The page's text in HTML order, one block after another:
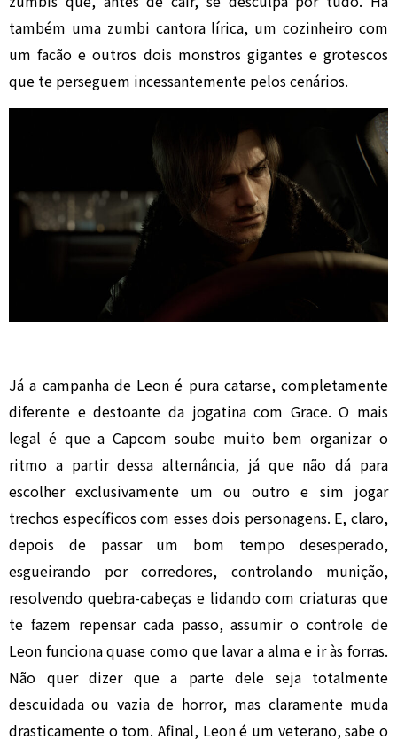
também uma zumbi cantora lírica, um cozinheiro com
um facão e outros dois monstros gigantes e grotescos
que te perseguem incessantemente pelos cenários.
Já a campanha de Leon é pura catarse, completamente
diferente e destoante da jogatina com Grace. O mais
legal é que a Capcom soube muito bem organizar o
ritmo a partir dessa alternância, já que não dá para
escolher exclusivamente um ou outro e sim jogar
trechos específicos com esses dois personagens. E, claro,
depois de passar um bom tempo desesperado,
esgueirando por corredores, controlando munição,
resolvendo quebra-cabeças e lidando com criaturas que
te fazem repensar cada passo, assumir o controle de
Leon funciona quase como que lavar a alma e ir às forras.
Não quer dizer que a parte dele seja totalmente
descuidada ou vazia de horror, mas claramente muda
drasticamente o tom. Afinal, Leon é um veterano, sabe o